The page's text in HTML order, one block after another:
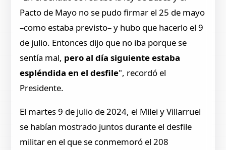
Pacto de Mayo no se pudo firmar el 25 de mayo
–como estaba previsto– y hubo que hacerlo el 9
de julio. Entonces dijo que no iba porque se
sentía mal, pero al día siguiente estaba
espléndida en el desfile", recordó el
Presidente.
El martes 9 de julio de 2024, el Milei y Villarruel
se habían mostrado juntos durante el desfile
militar en el que se conmemoró el 208